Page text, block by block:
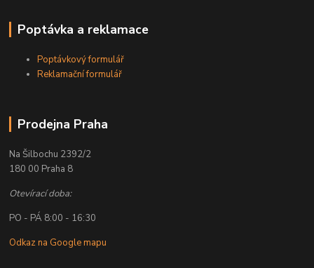
Poptávka a reklamace
Poptávkový formulář
Reklamační formulář
Prodejna Praha
Na Šilbochu 2392/2
180 00 Praha 8
Otevírací doba:
PO - PÁ 8:00 - 16:30
Odkaz na Google mapu